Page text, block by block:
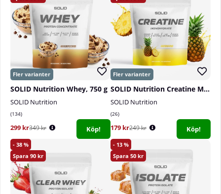
Information:Detta är ett kosttillskott och bör inte
användas som ett alternativ till en varierad kost och
en hälsosam livsstil. Rekommenderad daglig dos
bör inte överskridas. Rekommenderas inte för barn,
gravida eller ammande kvinnor. Förvaras torrt i
rumstemperatur och utom räckhåll för små barn.
SOLID Nutrition Whey, 750 g
SOLID Nutrition
134
299 kr349 kr Köp!
SOLID Nutrition Creatine Monohydrate, 400 g
SOLID Nutrition
26
179 kr249 kr Köp!
38
90
13
50